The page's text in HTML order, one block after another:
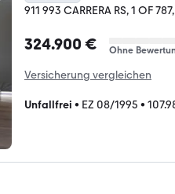
911 993 CARRERA RS, 1 OF
324.900 € Ohne
Versicherung vergleichen
Unfallfrei • EZ 08/1995 •